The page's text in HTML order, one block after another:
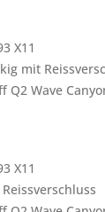
X11
mit
Q2 Wave
X11